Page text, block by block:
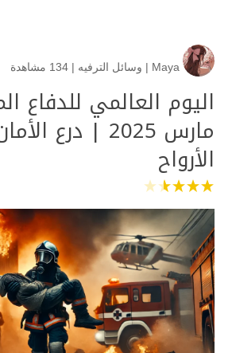
Maya
| وسائل الترفيه | 134 مشاهدة
مارس 2025 | درع
الأرواح